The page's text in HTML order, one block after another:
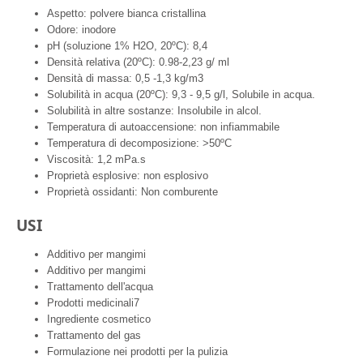
Aspetto: polvere bianca cristallina
Odore: inodore
pH (soluzione 1% H2O, 20ºC): 8,4
Densità relativa (20ºC): 0.98-2,23 g/ ml
Densità di massa: 0,5 -1,3 kg/m3
Solubilità in acqua (20ºC): 9,3 - 9,5 g/l, Solubile in acqua.
Solubilità in altre sostanze: Insolubile in alcol.
Temperatura di autoaccensione: non infiammabile
Temperatura di decomposizione: >50ºC
Viscosità: 1,2 mPa.s
Proprietà esplosive: non esplosivo
Proprietà ossidanti: Non comburente
USI
Additivo per mangimi
Additivo per mangimi
Trattamento dell'acqua
Prodotti medicinali7
Ingrediente cosmetico
Trattamento del gas
Formulazione nei prodotti per la pulizia